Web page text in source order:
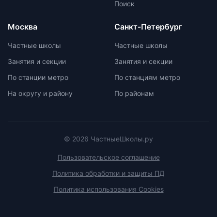
развития ребенка. При выборе
частной школы необходимо
недостатки, а также финансовые
возможности семьи. Важно
образовательной лицензии и
платных образовательных услуг.
Поиск
Москва
Частные школы
Занятия и секции
По станции метро
На округу и району
Санкт-Петербург
Частные школы
Занятия и секции
По станциям метро
По районам
© 2026 ЧастныеШколы.ру
Пользовательское соглашение
Политика обработки и защиты ПД
Политика использования Cookies